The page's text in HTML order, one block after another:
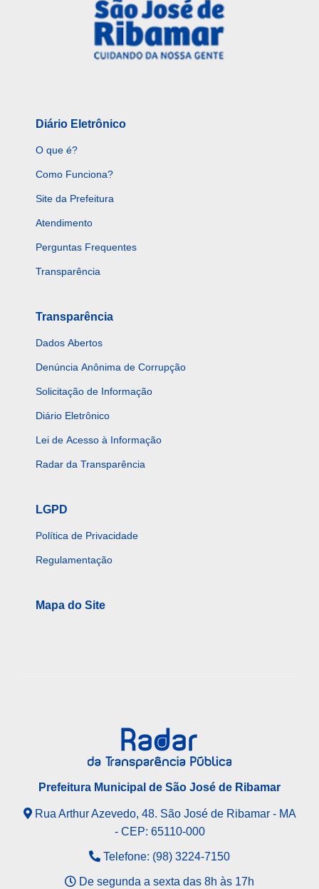
Diário Eletrônico
O que é?
Como Funciona?
Site da Prefeitura
Atendimento
Perguntas Frequentes
Transparência
Transparência
Dados Abertos
Denúncia Anônima de Corrupção
Solicitação de Informação
Diário Eletrônico
Lei de Acesso à Informação
Radar da Transparência
LGPD
Política de Privacidade
Regulamentação
Mapa do Site
Prefeitura Municipal de São José de Ribamar
Rua Arthur Azevedo, 48. São José de Ribamar - MA
- CEP: 65110-000
Telefone: (98) 3224-7150
De segunda a sexta das 8h às 17h